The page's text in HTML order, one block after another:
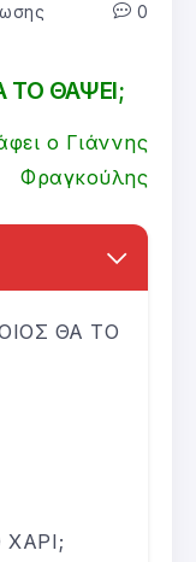
0
ΘΑΨΕΙ;
ο Γιάννης
Φραγκούλης
ΘΑ ΤΟ